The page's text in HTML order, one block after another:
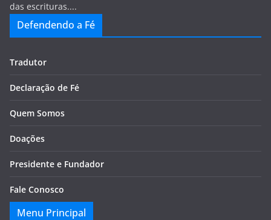
das escrituras....
Defendendo a Fé
Tradutor
Declaração de Fé
Quem Somos
Doações
Presidente e Fundador
Fale Conosco
Menu Principal